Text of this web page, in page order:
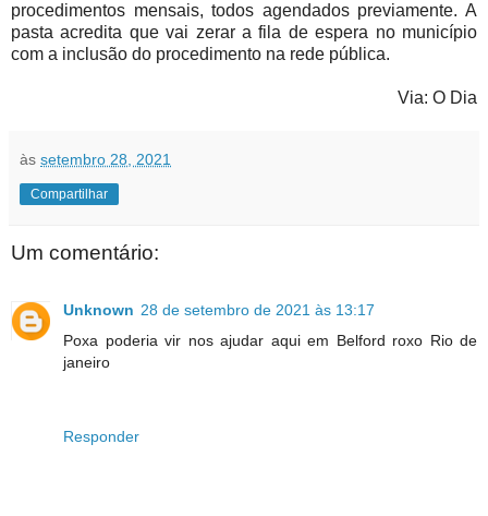
procedimentos mensais, todos agendados previamente. A
pasta acredita que vai zerar a fila de espera no município
com a inclusão do procedimento na rede pública.
Via: O Dia
às setembro 28, 2021
Compartilhar
Um comentário:
Unknown 28 de setembro de 2021 às 13:17
Poxa poderia vir nos ajudar aqui em Belford roxo Rio de
janeiro
Responder